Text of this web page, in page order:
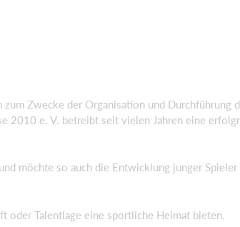
Zwecke der Organisation und Durchführung
2010 e. V. betreibt seit vielen Jahren eine
möchte so auch die Entwicklung junger Spieler
oder Talentlage eine sportliche Heimat bieten.